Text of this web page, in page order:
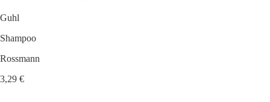
Guhl
Shampoo
Rossmann
3,29 €